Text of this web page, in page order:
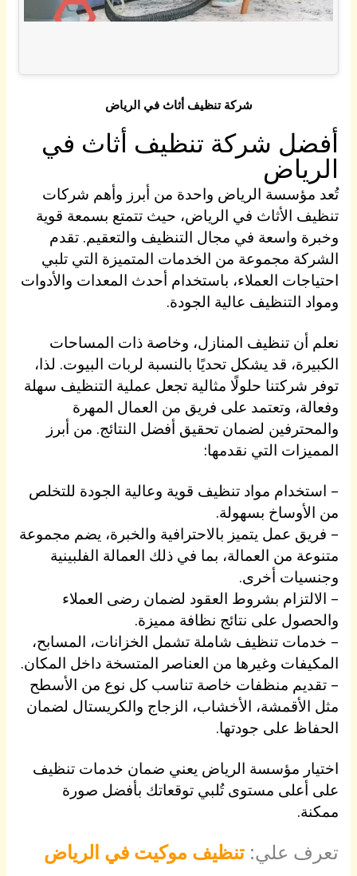
شركة تنظيف أثاث في الرياض
أفضل شركة تنظيف أثاث في
الرياض
تُعد مؤسسة الرياض واحدة من أبرز وأهم شركات
تنظيف الأثاث في الرياض، حيث تتمتع بسمعة قوية
وخبرة واسعة في مجال التنظيف والتعقيم. تقدم
الشركة مجموعة من الخدمات المتميزة التي تلبي
احتياجات العملاء، باستخدام أحدث المعدات والأدوات
ومواد التنظيف عالية الجودة.
نعلم أن تنظيف المنازل، وخاصة ذات المساحات
الكبيرة، قد يشكل تحديًا بالنسبة لربات البيوت. لذا،
توفر شركتنا حلولًا مثالية تجعل عملية التنظيف سهلة
وفعالة، وتعتمد على فريق من العمال المهرة
والمحترفين لضمان تحقيق أفضل النتائج. من أبرز
المميزات التي نقدمها:
– استخدام مواد تنظيف قوية وعالية الجودة للتخلص
من الأوساخ بسهولة.
– فريق عمل يتميز بالاحترافية والخبرة، يضم مجموعة
متنوعة من العمالة، بما في ذلك العمالة الفلبينية
وجنسيات أخرى.
– الالتزام بشروط العقود لضمان رضى العملاء
والحصول على نتائج نظافة مميزة.
– خدمات تنظيف شاملة تشمل الخزانات، المسابح،
المكيفات وغيرها من العناصر المتسخة داخل المكان.
– تقديم منظفات خاصة تناسب كل نوع من الأسطح
مثل الأقمشة، الأخشاب، الزجاج والكريستال لضمان
الحفاظ على جودتها.
اختيار مؤسسة الرياض يعني ضمان خدمات تنظيف
على أعلى مستوى تُلبي توقعاتك بأفضل صورة
ممكنة.
تعرف علي:تنظيف موكيت في الرياض